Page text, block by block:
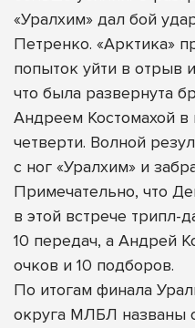
«Уралхим» дал бой
Петренко. «Арктика»
попыток уйти в отрыв
что была развернута
Андреем Костомахой в
четверти. Волной
с ног «Уралхим» и
Примечательно, что
в этой встрече трипл-
10 передач, а Андрей
очков и 10 подборов.
По итогам финала
округа МЛБЛ названы